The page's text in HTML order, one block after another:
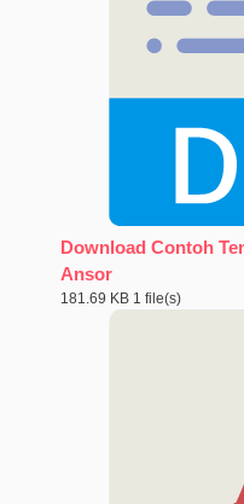
Download Contoh
Ansor
181.69 KB 1 file(s)